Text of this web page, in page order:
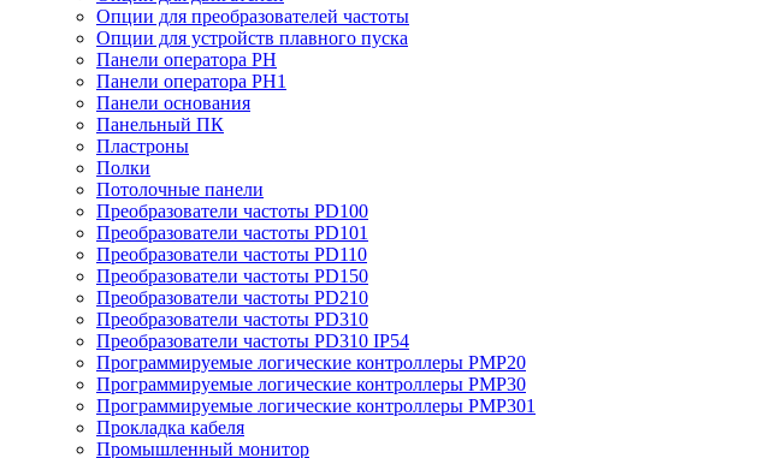
Опции для преобразователей частоты
Опции для устройств плавного пуска
Панели оператора PH
Панели оператора PH1
Панели основания
Панельный ПК
Пластроны
Полки
Потолочные панели
Преобразователи частоты PD100
Преобразователи частоты PD101
Преобразователи частоты PD110
Преобразователи частоты PD150
Преобразователи частоты PD210
Преобразователи частоты PD310
Преобразователи частоты PD310 IP54
Программируемые логические контроллеры PMP20
Программируемые логические контроллеры PMP30
Программируемые логические контроллеры PMP301
Прокладка кабеля
Промышленный монитор